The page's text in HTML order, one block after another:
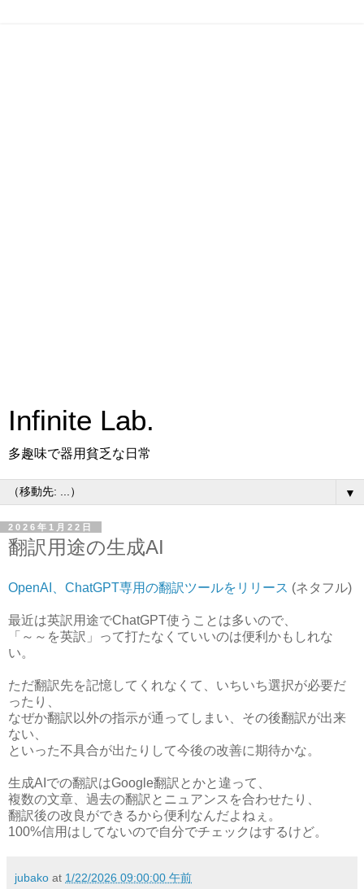
Infinite Lab.
多趣味で器用貧乏な日常
▼
2026年1月22日
翻訳用途の生成AI
OpenAI、ChatGPT専用の翻訳ツールをリリース (ネタフル)
最近は英訳用途でChatGPT使うことは多いので、
「～～を英訳」って打たなくていいのは便利かもしれな
い。
ただ翻訳先を記憶してくれなくて、いちいち選択が必要だ
ったり、
なぜか翻訳以外の指示が通ってしまい、その後翻訳が出来
ない、
といった不具合が出たりして今後の改善に期待かな。
生成AIでの翻訳はGoogle翻訳とかと違って、
複数の文章、過去の翻訳とニュアンスを合わせたり、
翻訳後の改良ができるから便利なんだよねぇ。
100%信用はしてないので自分でチェックはするけど。
jubako at 1/22/2026 09:00:00 午前